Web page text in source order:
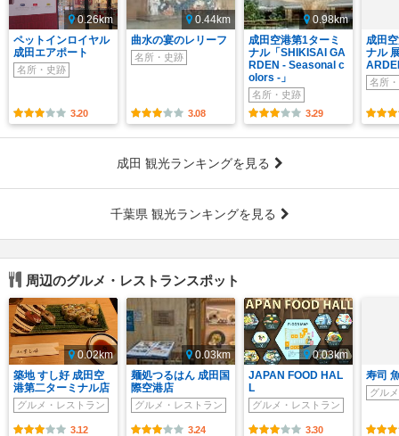
0.26km
ペットインロイヤル
成田エアポート
名所・史跡
3.20
0.44km
曲水の宴のレリーフ
名所・史跡
3.08
0.98km
成田空港第1ターミ
ナル「SHIKISAI GA
RDEN - Seasonal c
olors -」
名所・史跡
3.29
成田
ナル
名所
成田 観光ランキングを見る
千葉県 観光ランキングを見る
周辺のグルメ・レストランスポット
0.02km
築地 すし好 成田空
港第二ターミナル店
グルメ・レストラン
3.12
0.03km
麺処つるはん 成田国
際空港店
グルメ・レストラン
3.24
0.03km
JAPAN FOOD HAL
L
グルメ・レストラン
3.30
寿司
グル